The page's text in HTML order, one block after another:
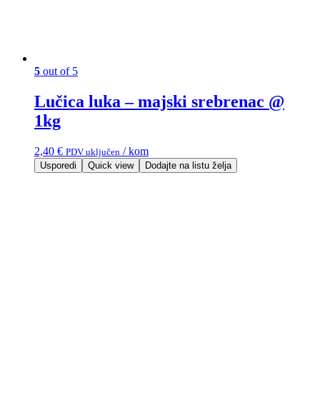
5 out of 5
Lučica luka – majski srebrenac @
1kg
2,40 € PDV uključen / kom
Usporedi Quick view Dodajte na listu želja